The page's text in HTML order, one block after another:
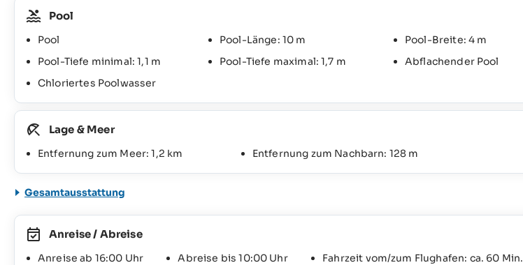
Pool
Pool Pool-Länge: 10 m
Pool-Breite: 4 m
Pool-Tiefe minimal: 1,1 m
Pool-Tiefe maximal: 1,7 m
Abflachender Pool
Chloriertes Poolwasser
Lage & Meer
Entfernung zum Meer: 1,2 km Entfernung zum Nachbarn: 128 m
Gesamtausstattung
Anreise / Abreise
Anreise ab 16:00 Uhr Abreise bis 10:00 Uhr Fahrzeit vom/zum Flughafen: ca. 60 Min.